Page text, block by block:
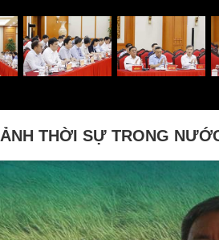
ẢNH THỜI SỰ TRONG